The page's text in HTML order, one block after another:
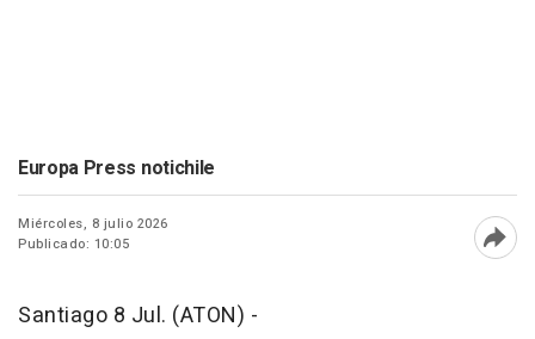
Europa Press notichile
Miércoles, 8 julio 2026
Publicado: 10:05
Santiago 8 Jul. (ATON) -